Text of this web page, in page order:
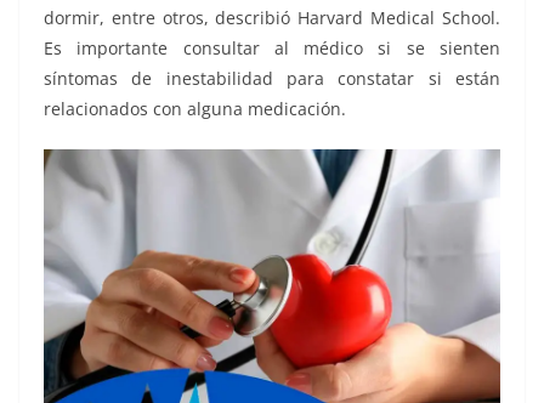
dormir, entre otros, describió Harvard Medical School.
Es importante consultar al médico si se sienten
síntomas de inestabilidad para constatar si están
relacionados con alguna medicación.